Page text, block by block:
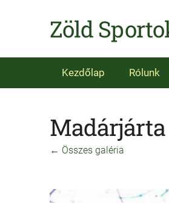
Zöld
Kezdőlap Rólunk
Összes galéria